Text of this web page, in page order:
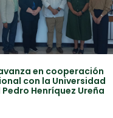
en cooperación
con la Universidad
Henríquez Ureña